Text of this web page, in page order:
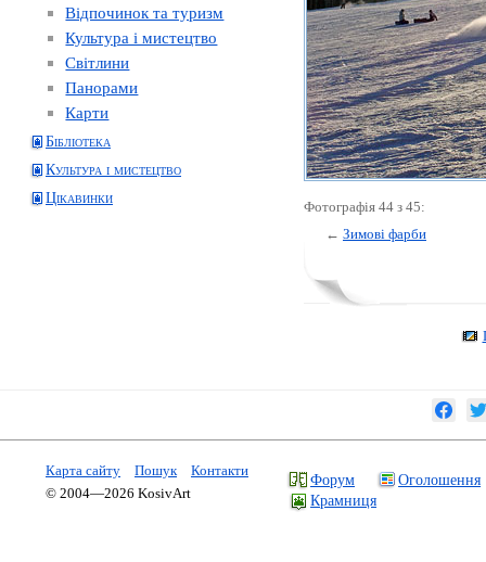
Відпочинок та туризм
Культура і мистецтво
Світлини
Панорами
Карти
Бібліотека
Культура і мистецтво
Цікавинки
Фотографія 44 з 45:
← Зимові фарби
Карта сайту Пошук
Контакти
© 2004—2026 KosivArt
Форум
Оголошення
Крамниця